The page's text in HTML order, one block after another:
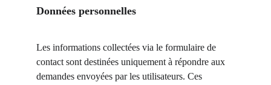
Données personnelles
Les informations collectées via le formulaire de
contact sont destinées uniquement à répondre aux
demandes envoyées par les utilisateurs. Ces